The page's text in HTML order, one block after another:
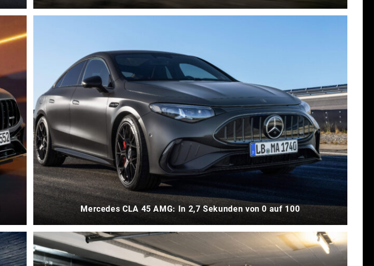
Mercedes CLA 45 AMG: In 2,7 Sekunden von 0 auf 100